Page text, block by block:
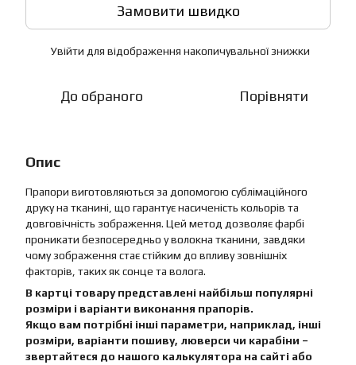
Замовити швидко
Увійти для відображення накопичувальної знижки
До обраного Порівняти
Опис
Прапори виготовляються за допомогою сублімаційного
друку на тканині, що гарантує насиченість кольорів та
довговічність зображення. Цей метод дозволяє фарбі
проникати безпосередньо у волокна тканини, завдяки
чому зображення стає стійким до впливу зовнішніх
факторів, таких як сонце та волога.
В картці товару представлені найбільш популярні
розміри і варіанти виконання прапорів.
Якщо вам потрібні інші параметри, наприклад, інші
розміри, варіанти пошиву, люверси чи карабіни –
звертайтеся до нашого калькулятора на сайті або